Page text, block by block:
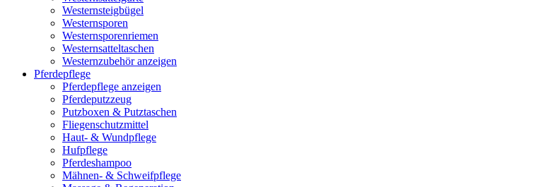
Westernsteigbügel
Westernsporen
Westernsporenriemen
Westernsatteltaschen
Westernzubehör anzeigen
Pferdepflege
Pferdepflege anzeigen
Pferdeputzzeug
Putzboxen & Putztaschen
Fliegenschutzmittel
Haut- & Wundpflege
Hufpflege
Pferdeshampoo
Mähnen- & Schweifpflege